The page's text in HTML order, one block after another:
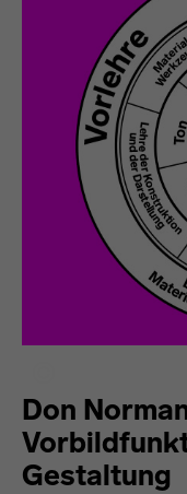
Don
Gestaltung